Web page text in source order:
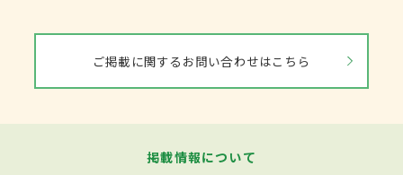
ご掲載に関するお問い合わせはこちら
掲載情報について